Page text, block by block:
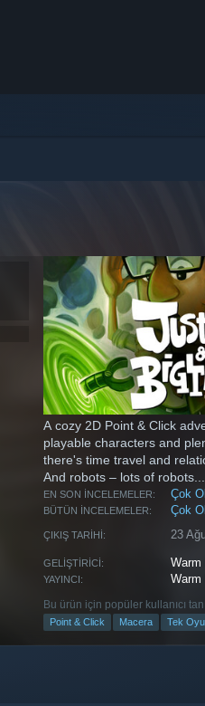
A cozy 2D Point & Click
playable characters and
there's time travel and
And robots – lots of robots...
EN SON İNCELEMELER: Çok
BÜTÜN İNCELEMELER: Çok
ÇIKIŞ TARIHI: 23
GELIŞTIRICI: Warm
YAYINCI: Warm
Bu ürün için popüler kullanıcı
Point & Click Macera Tek